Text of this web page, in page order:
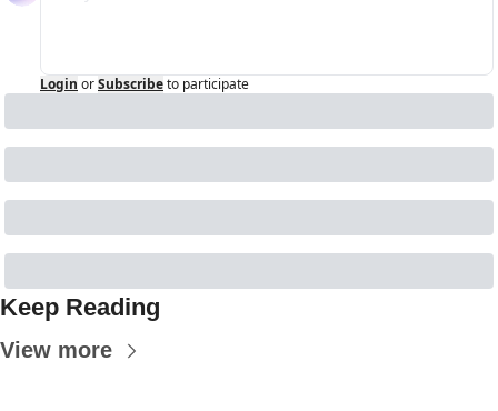
Login orSubscribeto participate
Keep Reading
View more